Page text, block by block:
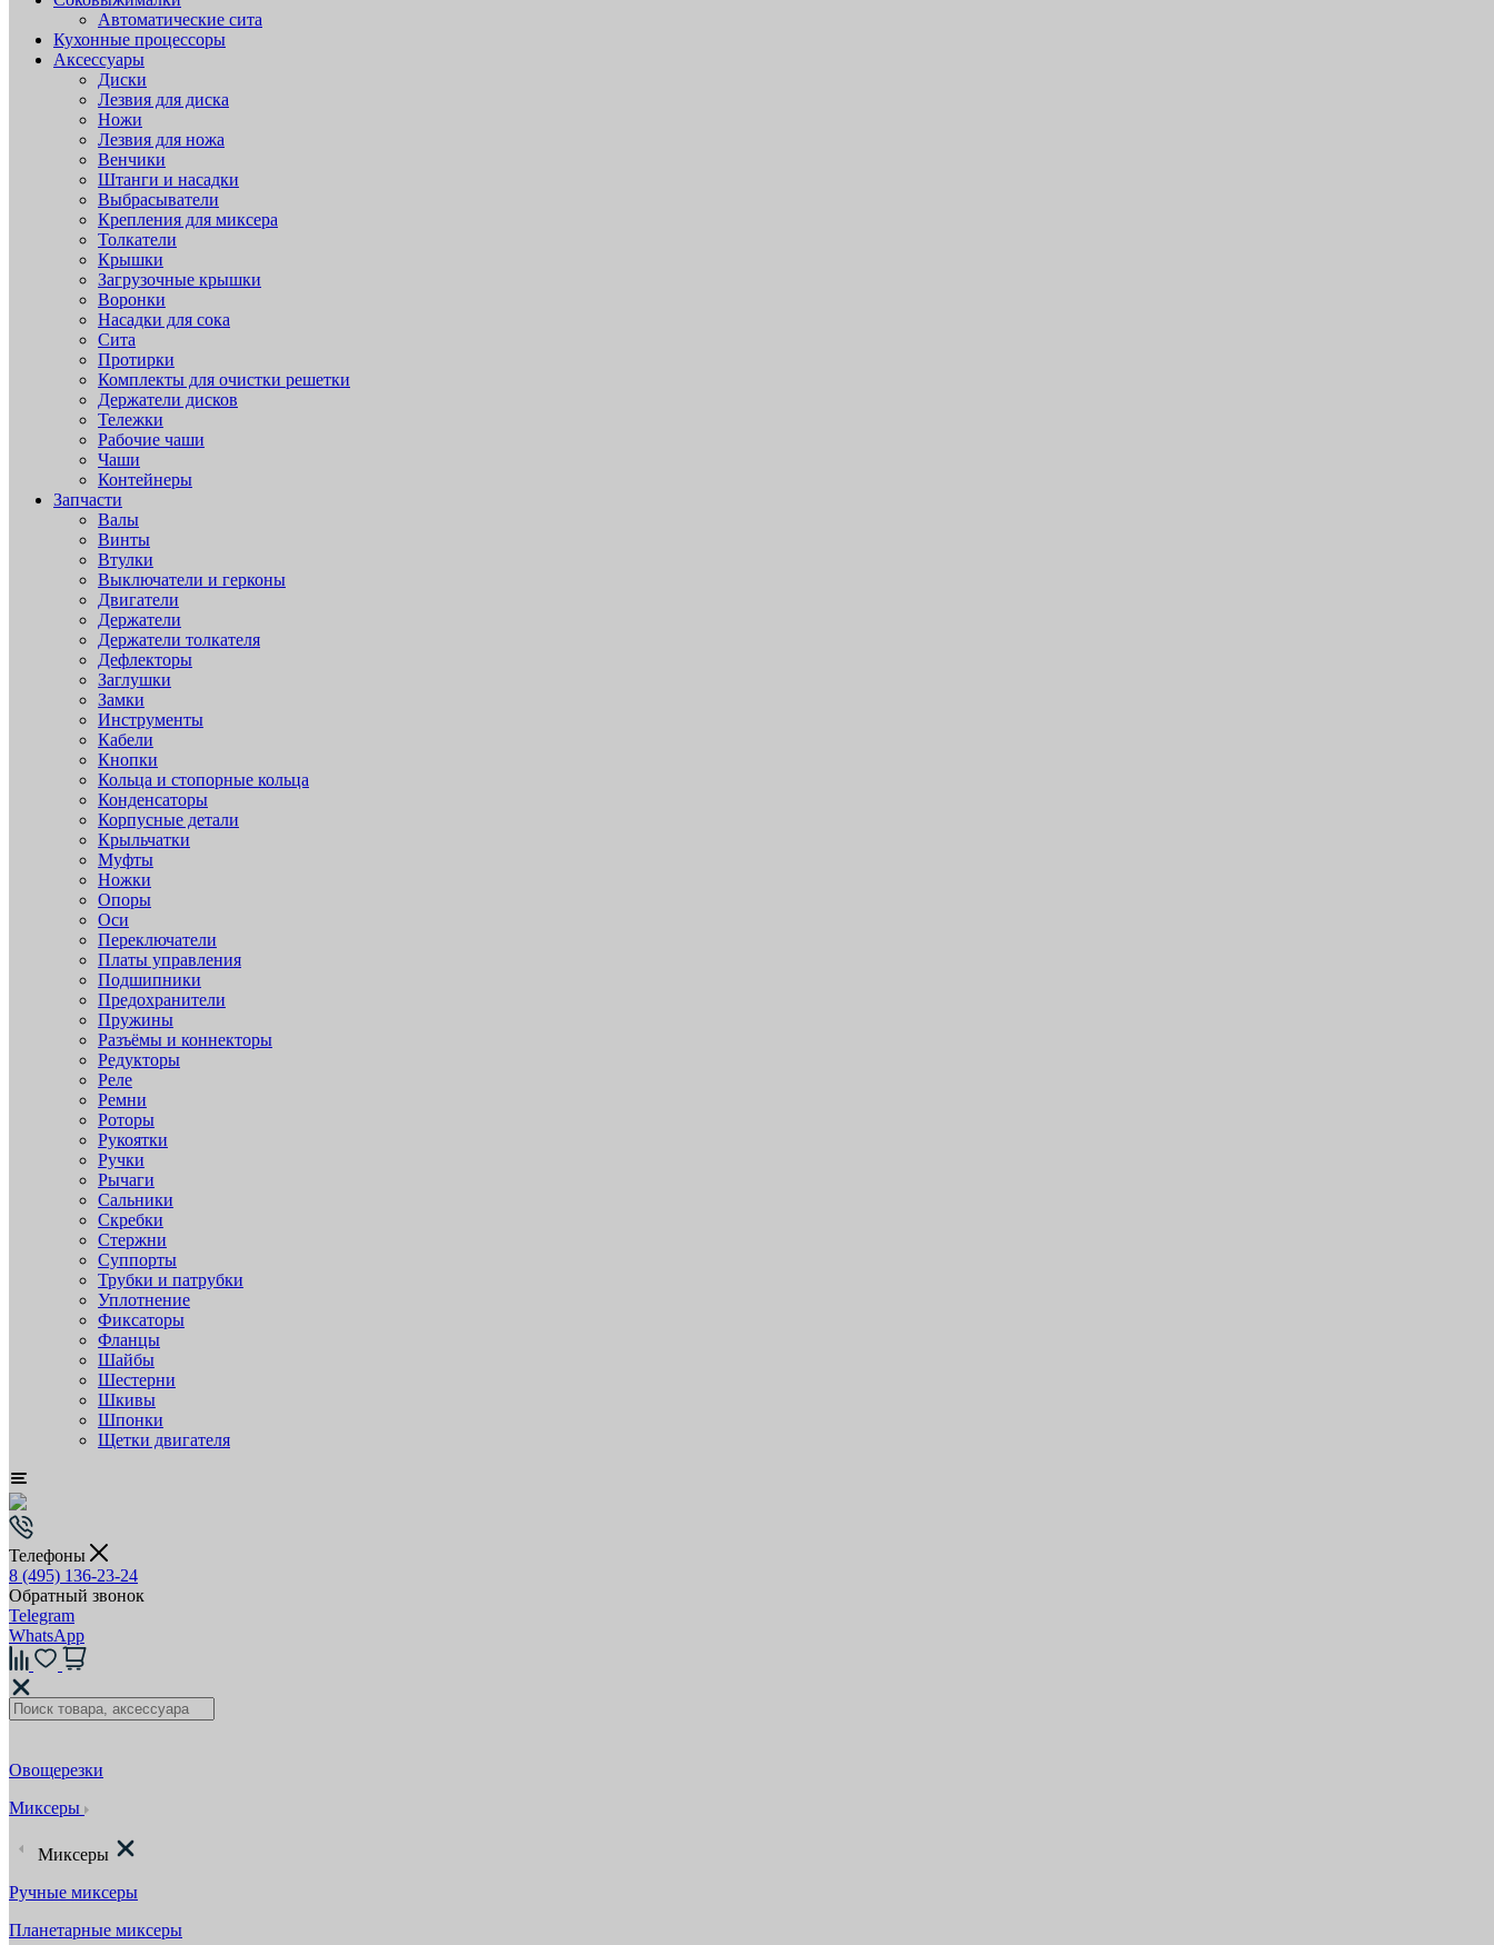
Автоматические сита
Кухонные процессоры
Аксессуары
Диски
Лезвия для диска
Ножи
Лезвия для ножа
Венчики
Штанги и насадки
Выбрасыватели
Крепления для миксера
Толкатели
Крышки
Загрузочные крышки
Воронки
Насадки для сока
Сита
Протирки
Комплекты для очистки решетки
Держатели дисков
Тележки
Рабочие чаши
Чаши
Контейнеры
Запчасти
Валы
Винты
Втулки
Выключатели и герконы
Двигатели
Держатели
Держатели толкателя
Дефлекторы
Заглушки
Замки
Инструменты
Кабели
Кнопки
Кольца и стопорные кольца
Конденсаторы
Корпусные детали
Крыльчатки
Муфты
Ножки
Опоры
Оси
Переключатели
Платы управления
Подшипники
Предохранители
Пружины
Разъёмы и коннекторы
Редукторы
Реле
Ремни
Роторы
Рукоятки
Ручки
Рычаги
Сальники
Скребки
Стержни
Суппорты
Трубки и патрубки
Уплотнение
Фиксаторы
Фланцы
Шайбы
Шестерни
Шкивы
Шпонки
Щетки двигателя
Телефоны
8 (495) 136-23-24
Обратный звонок
Telegram
WhatsApp
Овощерезки
Миксеры
Миксеры
Ручные миксеры
Планетарные миксеры